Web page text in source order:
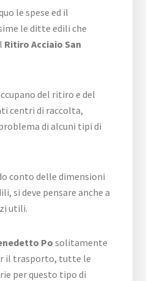
le spese ed il
le ditte edili che
Ritiro Acciaio San
del ritiro e del
centri di raccolta,
di alcuni tipi di
conto delle dimensioni
si deve pensare anche a
utili.
Po solitamente
il trasporto, tutte le
per questo tipo di